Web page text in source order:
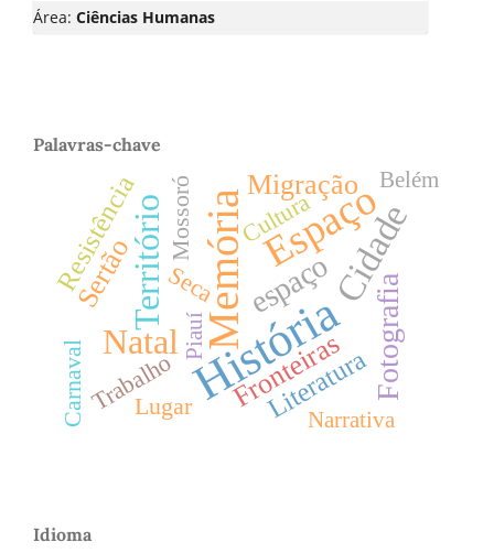
Área: Ciências Humanas
Palavras-chave
História
MemóriaEspaço
Cidade
Território
Natal Fotografia
espaço
Migração
Fronteiras
Sertão
Resistência
Literatura
Trabalho
Seca
Mossoró
Carnaval Lugar
Cultura
Narrativa
Piauí
Belém
Idioma